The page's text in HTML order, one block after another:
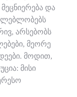
და
არსებობს
მეორე
მოდით,
მისი